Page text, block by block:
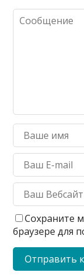
Сохраните
браузере для